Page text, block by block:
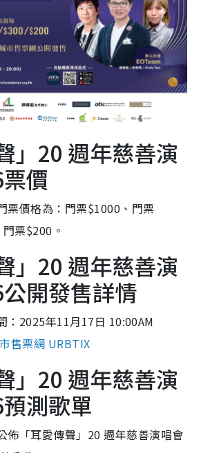
」20 週年慈善演
價
票價格為：門票$1000、門票
票$200。
」20 週年慈善演
開發售詳情
：2025年11月17日 10:00AM
售票網 URBTIX
」20 週年慈善演
測歌單
佈「耳愛傳聲」20 週年慈善演唱會